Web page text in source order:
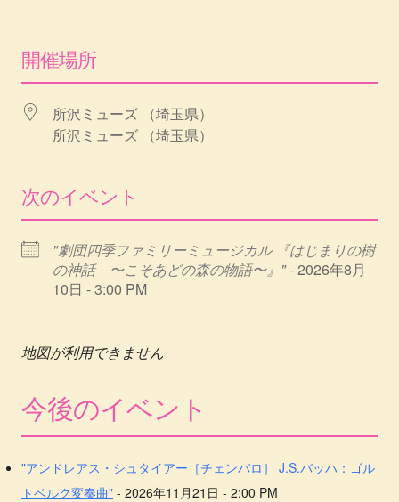
開催場所
所沢ミューズ （埼玉県）
所沢ミューズ （埼玉県）
次のイベント
"劇団四季ファミリーミュージカル 『はじまりの樹
の神話 〜こそあどの森の物語〜』"- 2026年8月
10日 - 3:00 PM
地図が利用できません
今後のイベント
"アンドレアス・シュタイアー［チェンバロ］ J.S.バッハ：ゴル
トベルク変奏曲" - 2026年11月21日 - 2:00 PM